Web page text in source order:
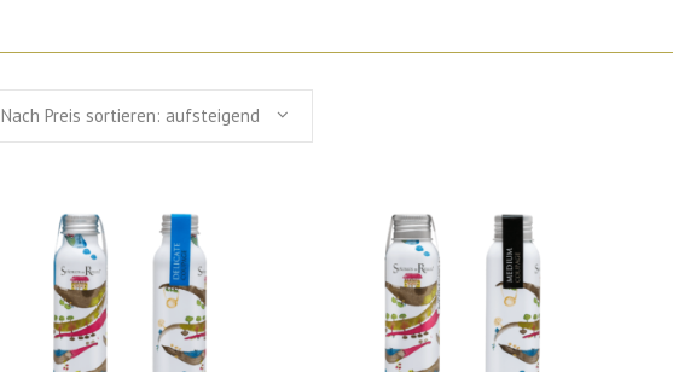
Nach Preis sortieren: aufsteigend